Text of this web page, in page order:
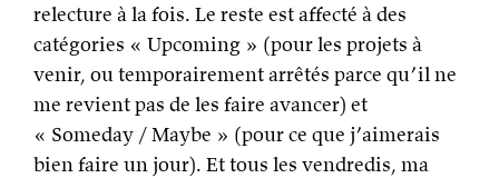
relecture à la fois. Le reste est affecté à des
catégories « Upcoming » (pour les projets à
venir, ou temporairement arrêtés parce qu’il ne
me revient pas de les faire avancer) et
« Someday / Maybe » (pour ce que j’aimerais
bien faire un jour). Et tous les vendredis, ma